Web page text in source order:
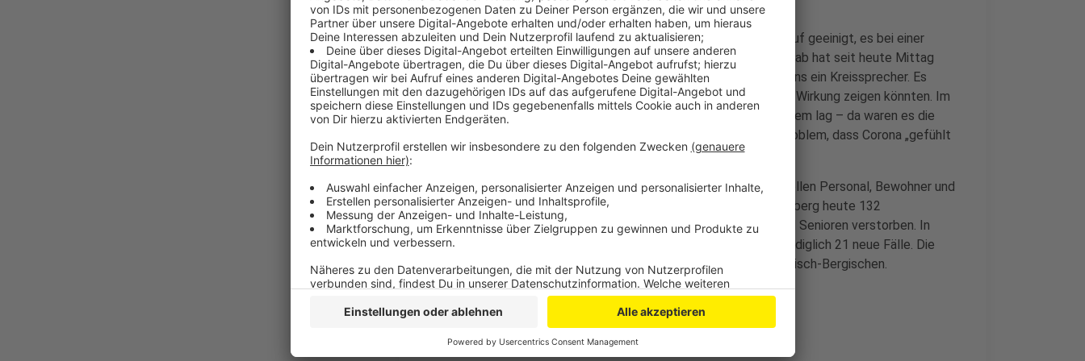
Darum habe man sich mit dem NRW-Gesundheitsministerium darauf geeinigt, es bei einer
strengen Überwachung der Maßnahmen zu belassen. Der Krisenstab hat seit heute Mittag
getagt – und sich die Entscheidung nicht leicht gemacht, sagte uns ein Kreissprecher. Es
wurde genau abgewogen, welche Maßnahmen wie wahrscheinlich Wirkung zeigen könnten. Im
Frühjahr konnte man noch genau festmachen, wo das große Problem lag – da waren es die
unterschiedlichsten größeren Zusammenkünfte. Jetzt sei das Problem, dass Corona „gefühlt
überall“ ist.
In der Sitzung im Fokus standen vor allem die Pflegeheime: Sie sollen Personal, Bewohner und
Besucher künftig noch intensiver testen. Insgesamt meldet Oberberg heute 132
Neuinfektionen und zwei weitere Todesfälle. In beiden Fällen sind Senioren verstorben. In
Rhein-Berg geben die Zahlen heute Grund zur Hoffnung: Es gibt lediglich 21 neue Fälle. Die
Inzidenzen liegen bei 203,6 im Oberbergischen und 177,2 im Rheinisch-Bergischen.